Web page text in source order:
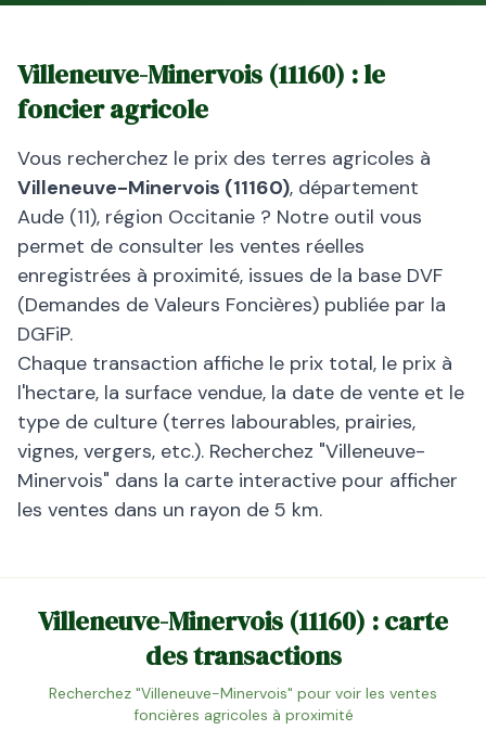
Villeneuve-Minervois (11160) : le
foncier agricole
Vous recherchez le prix des terres agricoles à
Villeneuve-Minervois (11160), département
Aude (11), région Occitanie ? Notre outil vous
permet de consulter les ventes réelles
enregistrées à proximité, issues de la base DVF
(Demandes de Valeurs Foncières) publiée par la
DGFiP.
Chaque transaction affiche le prix total, le prix à
l'hectare, la surface vendue, la date de vente et le
type de culture (terres labourables, prairies,
vignes, vergers, etc.). Recherchez "Villeneuve-
Minervois" dans la carte interactive pour afficher
les ventes dans un rayon de 5 km.
Villeneuve-Minervois (11160) : carte
des transactions
Recherchez "Villeneuve-Minervois" pour voir les ventes
foncières agricoles à proximité